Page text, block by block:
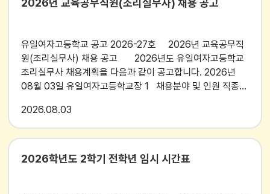
2026년 교육공무직원(조리실무사) 채용 공고
유일여자고등학교 공고 2026-27호 2026년 교육공무직
원(조리실무사) 채용 공고 2026년도 유일여자고등학교
조리실무사 채용계획을 다음과 같이 공고합니다. 2026년
08월 03일 유일여자고등학교장 1 채용분야 및 인원 직종
자고등학교 3명 - 급식 조리 및 배식 - 식생활관(내·외부) 위
생관리 및 청소 - 기타 학교급식 관련 업무 - 명시된 업무 외
학교장이 지정한 업무 * 주 40시간 (방학 중 비상시) * 2식
운영 (중·석식)
2026 08.03
2026학년도 2학기 전학년 임시 시간표